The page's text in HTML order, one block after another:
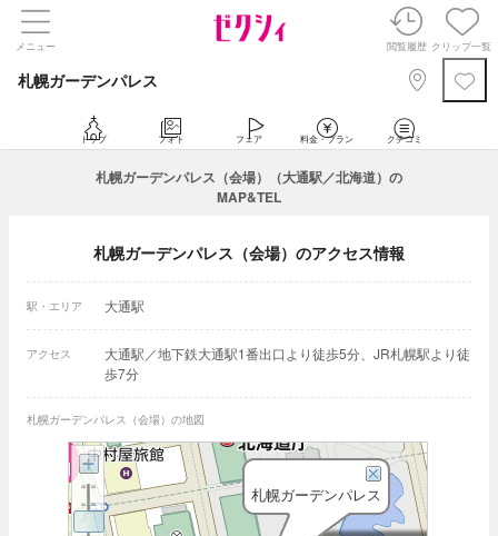
メニュー 閲覧履歴 クリップ一覧
札幌ガーデンパレス
トップ フォト フェア 料金・プラン クチコミ
札幌ガーデンパレス（会場）（大通駅／北海道）の
MAP&TEL
札幌ガーデンパレス（会場）のアクセス情報
駅・エリア 大通駅
アクセス
大通駅／地下鉄大通駅1番出口より徒歩5分、JR札幌駅より徒
歩7分
札幌ガーデンパレス（会場）の地図
札幌ガーデンパレス